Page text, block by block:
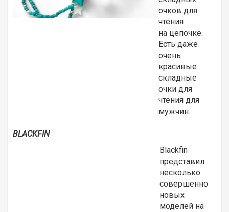
очков для
чтения
на цепочке.
Есть даже
очень
красивые
складные
очки для
чтения для
мужчин.
BLACKFIN
Blackfin
представил
несколько
совершенно
новых
моделей на